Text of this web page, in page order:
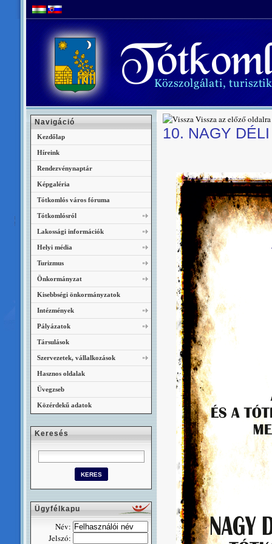
Vissza az előző oldalra
10. NAGY
Navigáció
Kezdőlap
Híreink
Rendezvénynaptár
Képgaléria
Tótkomlós város fóruma
Tótkomlósról
Lakossági információk
Helyi média
Turizmus
Önkormányzat
Kisebbségi önkormányzatok
Intézmények
Pályázatok
Társulások
Szervezetek, vállalkozások
Hasznos oldalak
Üvegzseb
Közérdekű adatok
Keresés
Ügyfélkapu
Név:
Jelszó: